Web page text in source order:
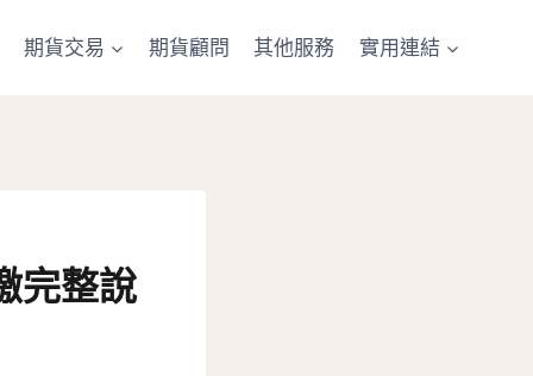
期貨交易 期貨顧問 其他服務 實用連結
完整說